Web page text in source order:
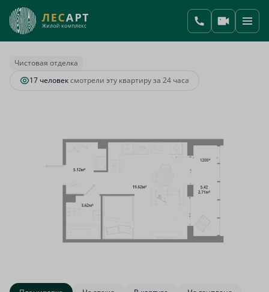
Студия31.07 м2
7 003 427 руб.
Ипотека от 26 001 руб.
Чистовая отделка
17 человексмотрели эту квартиру за 24 часа